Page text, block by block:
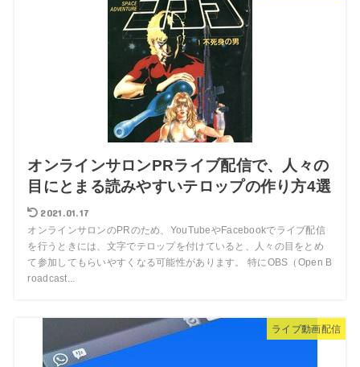
オンラインサロンPRライブ配信で、人々の
目にとまる読みやすいテロップの作り方4選
2021.01.17
オンラインサロンのPRのため、YouTubeやFacebookでライブ配信
を行うときには、文字でテロップを付けていると、人々の目をとめ
て参加してもらいやすくなる可能性があります。 特にOBS（Open B
roadcast...
ライブ動画配信